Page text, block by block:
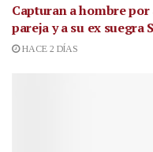
Capturan a hombre
pareja y a su ex suegra
HACE 2 DÍAS